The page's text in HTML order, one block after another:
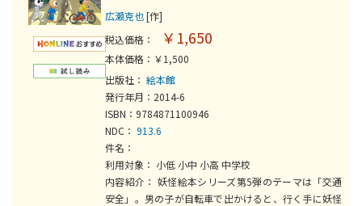
広瀬克也[作]
税込価格：
￥1,650
本体価格：￥1,500
出版社： 絵本館
発行年月：2014-6
ISBN：9784871100946
NDC： 913.6
件名：
利用対象： 小低 小中 小高 中学校
内容紹介： 妖怪絵本シリーズ第5弾のテーマは「交通
安全」。男の子が自転車で出かけると、行く手に妖怪